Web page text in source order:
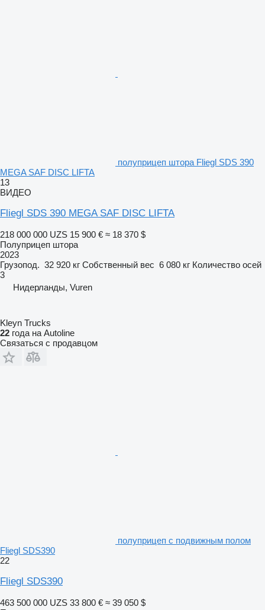
полуприцеп штора Fliegl SDS 390
MEGA SAF DISC LIFTA
13
ВИДЕО
Fliegl SDS 390 MEGA SAF DISC LIFTA
218 000 000 UZS 15 900 € ≈ 18 370 $
Полуприцеп штора
2023
Грузопод. 32 920 кг Собственный вес 6 080 кг Количество осей
3
Нидерланды, Vuren
Kleyn Trucks
22 года на Autoline
Связаться с продавцом
полуприцеп с подвижным полом
Fliegl SDS390
22
Fliegl SDS390
463 500 000 UZS 33 800 € ≈ 39 050 $